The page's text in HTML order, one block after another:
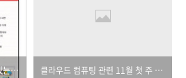
클라우드 컴퓨팅을 통찰할 수 있는 강좌가 열립니다. 클라우드 컴퓨팅 관련 11월 첫 주 뉴스